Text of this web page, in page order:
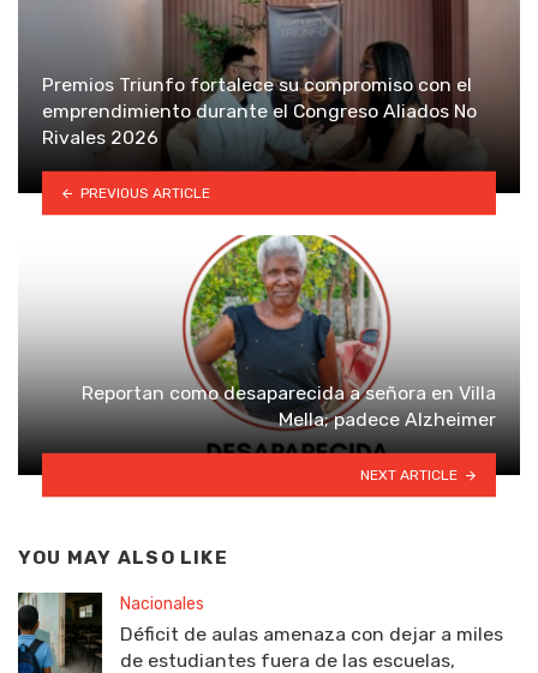
Premios Triunfo fortalece su compromiso con el
emprendimiento durante el Congreso Aliados No
Rivales 2026
PREVIOUS ARTICLE
Reportan como desaparecida a señora en Villa
Mella; padece Alzheimer
NEXT ARTICLE
YOU MAY ALSO LIKE
Nacionales
Déficit de aulas amenaza con dejar a miles
de estudiantes fuera de las escuelas,